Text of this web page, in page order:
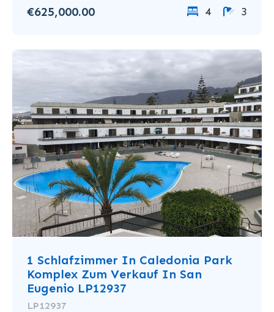
€625,000.00 4 3
1 Schlafzimmer In Caledonia Park
Komplex Zum Verkauf In San
Eugenio LP12937
LP12937